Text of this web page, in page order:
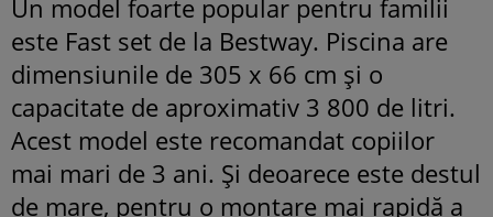
Un model foarte popular pentru familii
este Fast set de la Bestway. Piscina are
dimensiunile de 305 x 66 cm și o
capacitate de aproximativ 3 800 de litri.
Acest model este recomandat copiilor
mai mari de 3 ani. Și deoarece este destul
de mare, pentru o montare mai rapidă a